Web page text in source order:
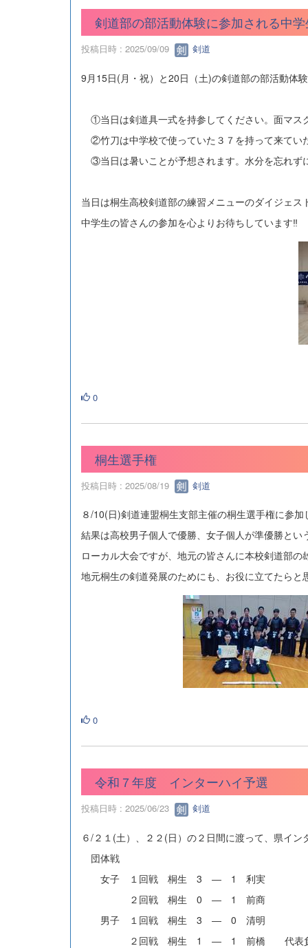
剣道部の部活動体験に参加される中
投稿日時 : 2025/09/09 剣道
9月15日(月・祝）と20日（土)の剣道部の部活動体
①当日は剣道具一式を持参してください。面マス
②竹刀は中学校で使っていた３７を持って来てい
③当日は暑いことが予想されます。水分を忘れず
当日は桐生高校剣道部の練習メニューのダイジェ
中学生の皆さんの参加を心よりお待ちしています‼
0
桐生選手権
投稿日時 : 2025/08/19 剣道
８/10(日)剣道連盟桐生支部主催の桐生選手権に参加
結果は高校男子個人で優勝、女子個人が準優勝とい
ローカル大会ですが、地元の皆さんに本校剣道部
地元桐生の剣道発展のためにも、お役に立てたらと
0
令和７年度 インターハイ予選
投稿日時 : 2025/06/23 剣道
６/２１(土）、２２(日）の２日間に渡って、県イ
団体戦
女子 １回戦 桐生 3 ― 1 利実
２回戦 桐生 0 ― 1 前商
男子 １回戦 桐生 3 ― 0 清明
２回戦 桐生 1 ― 1 前橋 代表